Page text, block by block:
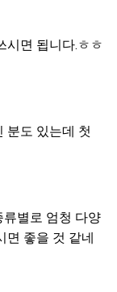
시면 됩니다.ㅎㅎ
분도 있는데 첫
별로 엄청 다양
면 좋을 것 같네